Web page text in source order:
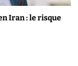
Iran : le risque